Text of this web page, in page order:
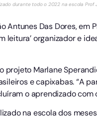
durante todo o 2022 na escola Prof
Antunes Das Dores,
leitura’ organizador e
projeto Marlane
e capixabas. “A
o aprendizado
na escola dos